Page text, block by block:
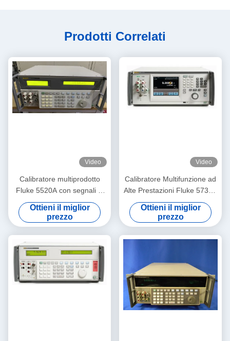
Prodotti Correlati
Video
Calibratore multiprodotto
Fluke 5520A con segnali di
ampiezza 600 MHz
Interfaccia RS-232 e
condizione preuso
Ottieni il miglior
prezzo
Video
Calibratore Multifunzione ad
Alte Prestazioni Fluke 5730A
con Segnali di Ampiezza a
600 MHz e Condizioni Usato
Ottieni il miglior
prezzo